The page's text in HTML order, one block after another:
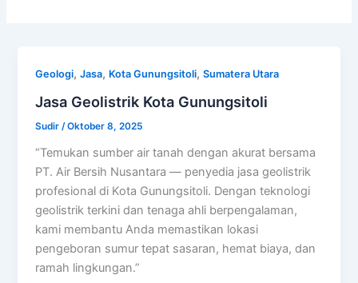
Geologi,Jasa, Kota Gunungsitoli,Sumatera Utara
Jasa Geolistrik Kota Gunungsitoli
Sudir /Oktober 8, 2025
“Temukan sumber air tanah dengan akurat bersama
PT. Air Bersih Nusantara — penyedia jasa geolistrik
profesional di Kota Gunungsitoli. Dengan teknologi
geolistrik terkini dan tenaga ahli berpengalaman,
kami membantu Anda memastikan lokasi
pengeboran sumur tepat sasaran, hemat biaya, dan
ramah lingkungan.”